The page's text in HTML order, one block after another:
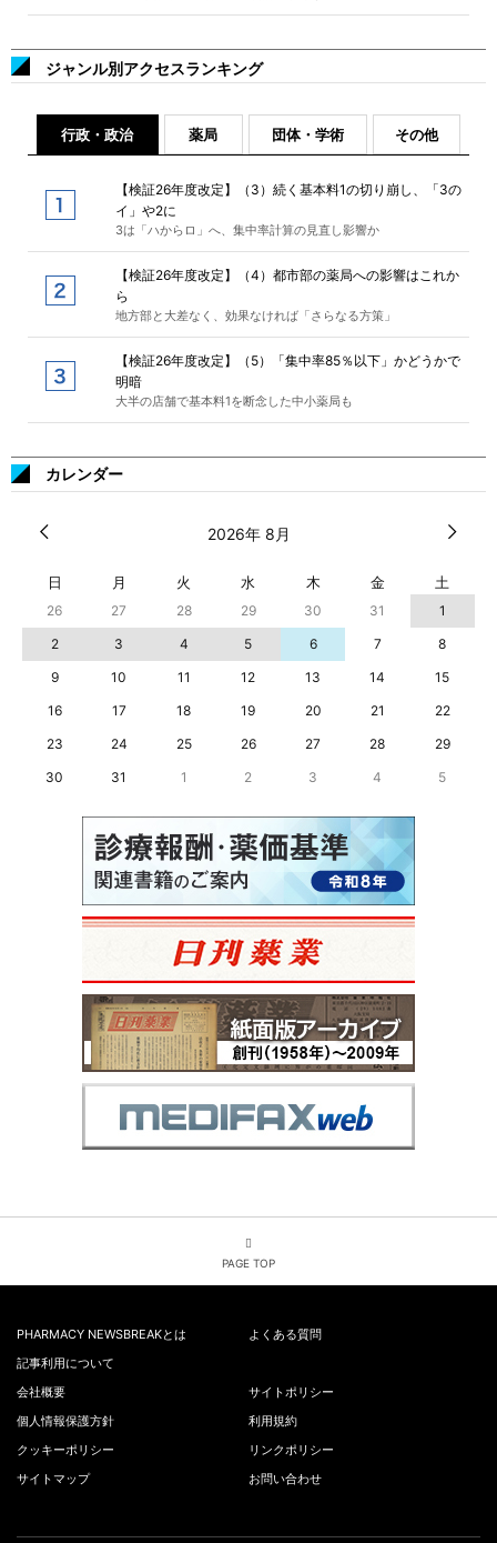
ジャンル別アクセスランキング
行政・政治 薬局 団体・学術 その他
【検証26年度改定】（3）続く基本料1の切り崩し、「3の
イ」や2に
3は「ハからロ」へ、集中率計算の見直し影響か
【検証26年度改定】（4）都市部の薬局への影響はこれか
ら
地方部と大差なく、効果なければ「さらなる方策」
【検証26年度改定】（5）「集中率85％以下」かどうかで
明暗
大半の店舗で基本料1を断念した中小薬局も
カレンダー
2026年 8月
日 月 火 水 木 金 土
26 27 28 29 30 31
1
2
3 4 5 6 7
8
9
10 11 12 13 14
15
16
17 18 19 20 21
22
23
24 25 26 27 28
29
30
31 1 2 3 4 5
PAGE TOP
PHARMACY NEWSBREAKとは
よくある質問
記事利用について
会社概要
サイトポリシー
個人情報保護方針
利用規約
クッキーポリシー
リンクポリシー
サイトマップ
お問い合わせ